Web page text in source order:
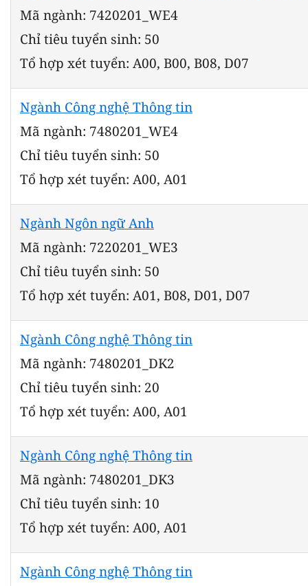
Mã ngành: 7420201_WE4
Chỉ tiêu tuyển sinh: 50
Tổ hợp xét tuyển: A00, B00, B08, D07
Ngành Công nghệ Thông tin
Mã ngành: 7480201_WE4
Chỉ tiêu tuyển sinh: 50
Tổ hợp xét tuyển: A00, A01
Ngành Ngôn ngữ Anh
Mã ngành: 7220201_WE3
Chỉ tiêu tuyển sinh: 50
Tổ hợp xét tuyển: A01, B08, D01, D07
Ngành Công nghệ Thông tin
Mã ngành: 7480201_DK2
Chỉ tiêu tuyển sinh: 20
Tổ hợp xét tuyển: A00, A01
Ngành Công nghệ Thông tin
Mã ngành: 7480201_DK3
Chỉ tiêu tuyển sinh: 10
Tổ hợp xét tuyển: A00, A01
Ngành Công nghệ Thông tin